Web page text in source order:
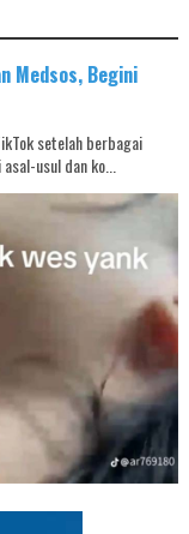
Medsos, Begini
setelah berbagai
usul dan ko...